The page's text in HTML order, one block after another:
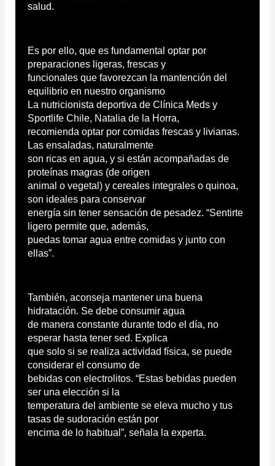
salud.
Es por ello, que es fundamental optar por
preparaciones ligeras, frescas y
funcionales que favorezcan la mantención del
equilibrio en nuestro organismo
La nutricionista deportiva de Clínica Meds y
Sportlife Chile, Natalia de la Horra,
recomienda optar por comidas frescas y livianas.
Las ensaladas, naturalmente
son ricas en agua, y si están acompañadas de
proteínas magras (de origen
animal o vegetal) y cereales integrales o quinoa,
son ideales para conservar
energía sin tener sensación de pesadez. “Sentirte
ligero permite que, además,
puedas tomar agua entre comidas y junto con
ellas”.
También, aconseja mantener una buena
hidratación. Se debe consumir agua
de manera constante durante todo el día, no
esperar hasta tener sed. Explica
que solo si se realiza actividad física, se puede
considerar el consumo de
bebidas con electrolitos. “Estas bebidas pueden
ser una elección si la
temperatura del ambiente se eleva mucho y tus
tasas de sudoración están por
encima de lo habitual”, señala la experta.